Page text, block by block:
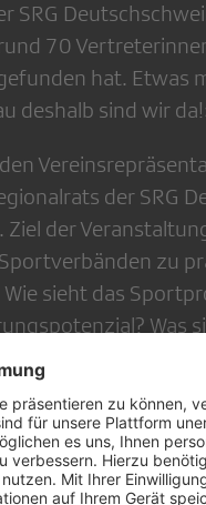
SRG
70
hat. Etwas
deshalb sind wir
der SRG
der
zu
sieht das
Was
mediale Abbildung